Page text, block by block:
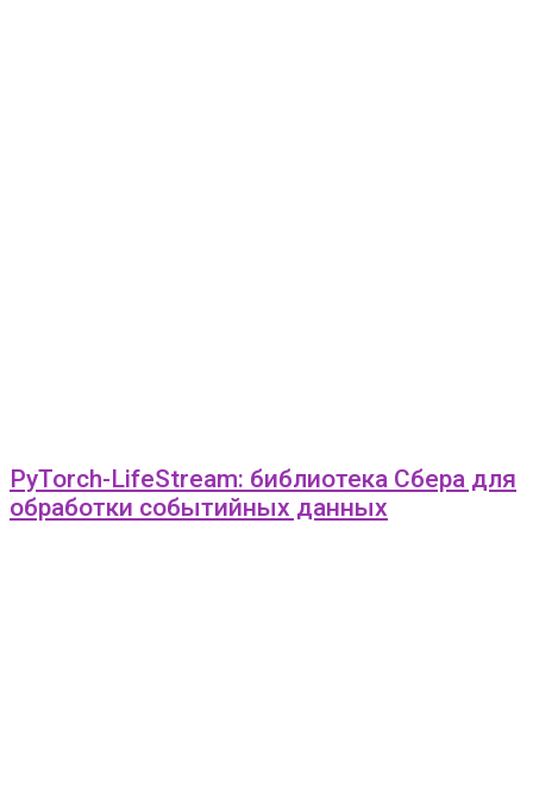
PyTorch-LifeStream: библиотека Сбера для
обработки событийных данных